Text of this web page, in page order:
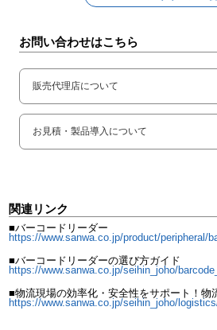
お問い合わせはこちら
販売代理店について
お見積・製品導入について
関連リンク
■バーコードリーダー
https://www.sanwa.co.jp/product/peripheral/
■バーコードリーダーの選び方ガイド
https://www.sanwa.co.jp/seihin_joho/
■物流現場の効率化・安全性をサポート！物
https://www.sanwa.co.jp/seihin_joho/